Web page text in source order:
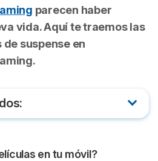
parecen haber
vida. Aquí te traemos las
de suspense en
en tu móvil?